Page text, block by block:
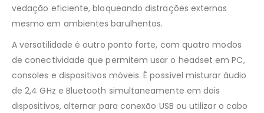
vedação eficiente, bloqueando distrações externas
mesmo em ambientes barulhentos.
A versatilidade é outro ponto forte, com quatro modos
de conectividade que permitem usar o headset em PC,
consoles e dispositivos móveis. É possível misturar áudio
de 2,4 GHz e Bluetooth simultaneamente em dois
dispositivos, alternar para conexão USB ou utilizar o cabo